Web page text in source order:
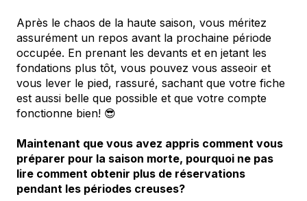
Après le chaos de la haute saison, vous méritez
assurément un repos avant la prochaine période
occupée. En prenant les devants et en jetant les
fondations plus tôt, vous pouvez vous asseoir et
vous lever le pied, rassuré, sachant que votre fiche
est aussi belle que possible et que votre compte
fonctionne bien! 😎
Maintenant que vous avez appris comment vous
préparer pour la saison morte, pourquoi ne pas
lire comment obtenir plus de réservations
pendant les périodes creuses?